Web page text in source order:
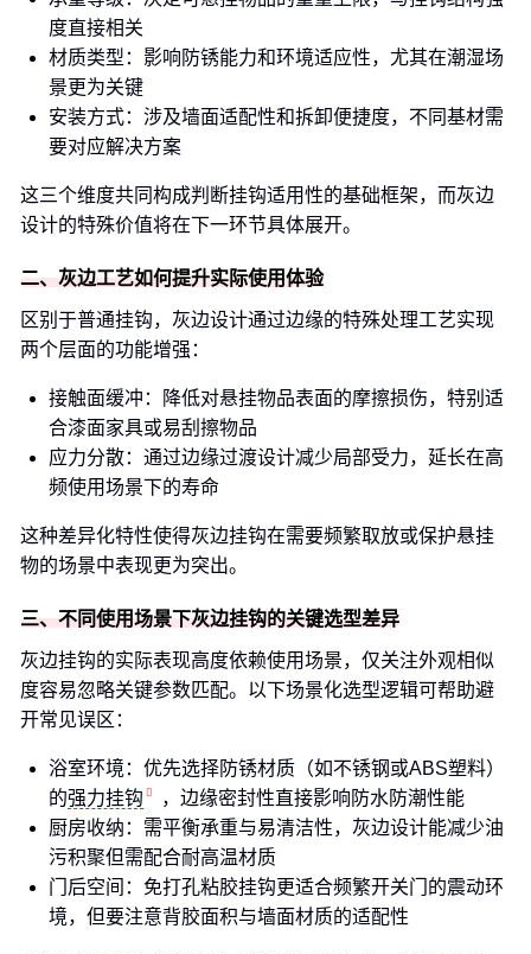
度直接相关
材质类型：影响防锈能力和环境适应性，尤其在潮湿场
景更为关键
安装方式：涉及墙面适配性和拆卸便捷度，不同基材需
要对应解决方案
这三个维度共同构成判断挂钩适用性的基础框架，而灰边
设计的特殊价值将在下一环节具体展开。
二、灰边工艺如何提升实际使用体验
区别于普通挂钩，灰边设计通过边缘的特殊处理工艺实现
两个层面的功能增强：
接触面缓冲：降低对悬挂物品表面的摩擦损伤，特别适
合漆面家具或易刮擦物品
应力分散：通过边缘过渡设计减少局部受力，延长在高
频使用场景下的寿命
这种差异化特性使得灰边挂钩在需要频繁取放或保护悬挂
物的场景中表现更为突出。
三、不同使用场景下灰边挂钩的关键选型差异
灰边挂钩的实际表现高度依赖使用场景，仅关注外观相似
度容易忽略关键参数匹配。以下场景化选型逻辑可帮助避
开常见误区：
浴室环境：优先选择防锈材质（如不锈钢或ABS塑料）
的强力挂钩
，边缘密封性直接影响防水防潮性能
厨房收纳：需平衡承重与易清洁性，灰边设计能减少油
污积聚但需配合耐高温材质
门后空间：免打孔粘胶挂钩更适合频繁开关门的震动环
境，但要注意背胶面积与墙面材质的适配性